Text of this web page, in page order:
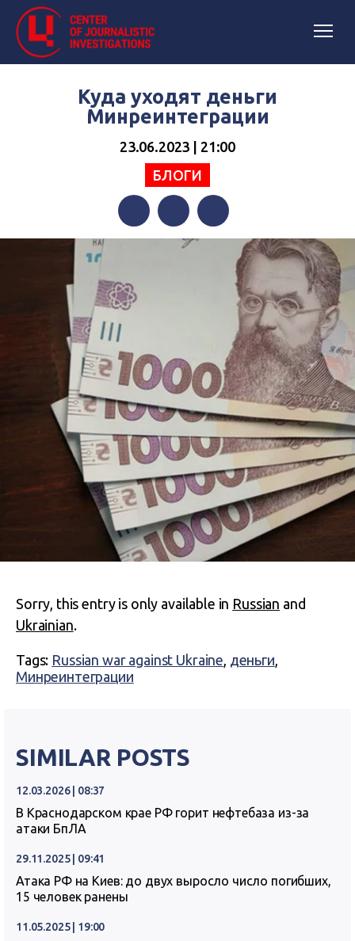
Куда уходят деньги
Минреинтеграции
23.06.2023 | 21:00
БЛОГИ
FacebookTwitterTelegram
Sorry, this entry is only available in Russian and
Ukrainian.
Tags: Russian war against Ukraine, деньги,
Минреинтеграции
SIMILAR POSTS
12.03.2026 | 08:37
В Краснодарском крае РФ горит нефтебаза из-за
атаки БпЛА
29.11.2025 | 09:41
Атака РФ на Киев: до двух выросло число погибших,
15 человек ранены
11.05.2025 | 19:00